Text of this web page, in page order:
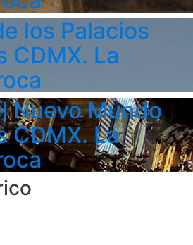
los Palacios
CDMX. La
Nuevo Mundo
CDMX. La